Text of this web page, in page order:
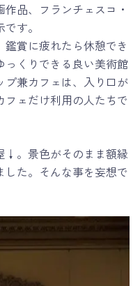
品、フランチェスコ・
す。
賞に疲れたら休憩でき
っくりできる良い美術館
プ兼カフェは、入り口が
ェだけ利用の人たちで
↓。景色がそのまま額縁
した。そんな事を妄想で